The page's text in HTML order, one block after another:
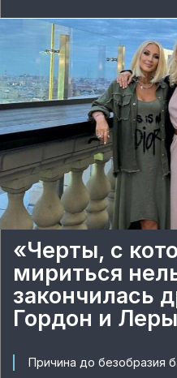
«Черты, с
мириться
закончилась
Гордон и
Причина до безобразия